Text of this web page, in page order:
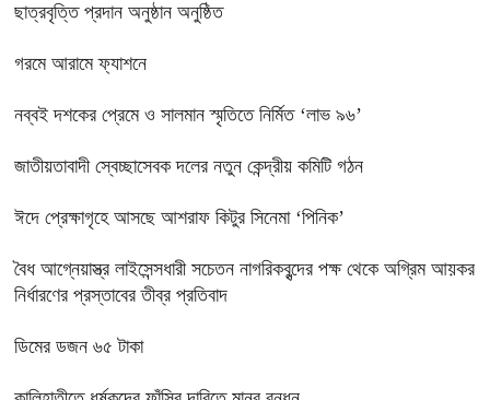
ছাত্রবৃত্তি প্রদান অনুষ্ঠান অনুষ্ঠিত
গরমে আরামে ফ্যাশনে
নব্বই দশকের প্রেমে ও সালমান স্মৃতিতে নির্মিত ‘লাভ ৯৬’
জাতীয়তাবাদী স্বেচ্ছাসেবক দলের নতুন কেন্দ্রীয় কমিটি গঠন
ঈদে প্রেক্ষাগৃহে আসছে আশরাফ কিটুর সিনেমা ‘পিনিক’
বৈধ আগ্নেয়াস্ত্র লাইসেন্সধারী সচেতন নাগরিকবৃন্দের পক্ষ থেকে অগ্রিম আয়কর
নির্ধারণের প্রস্তাবের তীব্র প্রতিবাদ
ডিমের ডজন ৬৫ টাকা